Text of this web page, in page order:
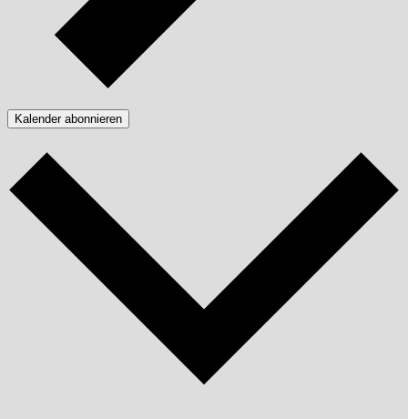
Kalender abonnieren